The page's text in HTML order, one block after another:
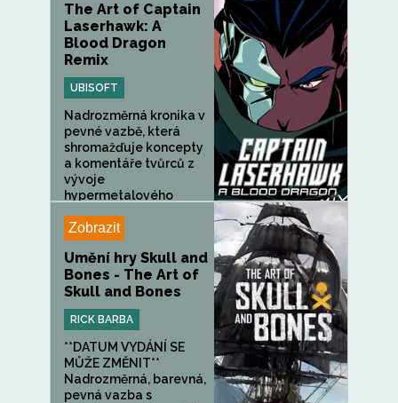
The Art of Captain
Laserhawk: A
Blood Dragon
Remix
UBISOFT
Nadrozměrná kronika v
pevné vazbě, která
shromažďuje koncepty
a komentáře tvůrců z
vývoje
hypermetalového
Zobrazit
Umění hry Skull and
Bones - The Art of
Skull and Bones
RICK BARBA
**DATUM VYDÁNÍ SE
MŮŽE ZMĚNIT**
Nadrozměrná, barevná,
pevná vazba s